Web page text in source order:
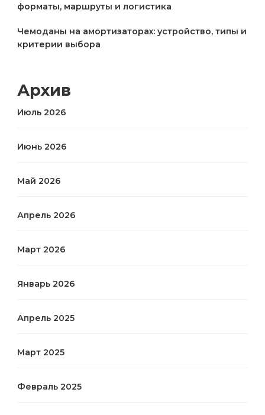
форматы, маршруты и логистика
Чемоданы на амортизаторах: устройство, типы и
критерии выбора
Архив
Июль 2026
Июнь 2026
Май 2026
Апрель 2026
Март 2026
Январь 2026
Апрель 2025
Март 2025
Февраль 2025